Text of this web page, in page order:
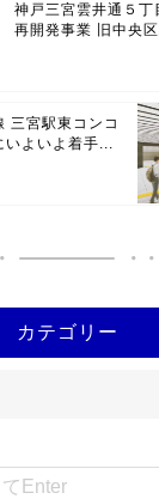
神戸三宮雲井通５
再開発事業 旧中央
三宮駅東コンコ
いよいよ着手...
カテゴリー